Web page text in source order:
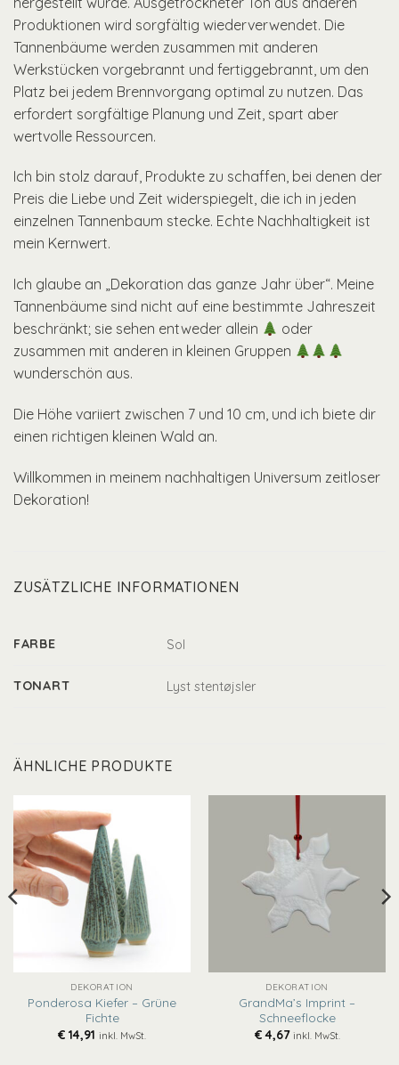
Produktionen wird sorgfältig wiederverwendet. Die
Tannenbäume werden zusammen mit anderen
Werkstücken vorgebrannt und fertiggebrannt, um den
Platz bei jedem Brennvorgang optimal zu nutzen. Das
erfordert sorgfältige Planung und Zeit, spart aber
wertvolle Ressourcen.
Ich bin stolz darauf, Produkte zu schaffen, bei denen der
Preis die Liebe und Zeit widerspiegelt, die ich in jeden
einzelnen Tannenbaum stecke. Echte Nachhaltigkeit ist
mein Kernwert.
Ich glaube an „Dekoration das ganze Jahr über“. Meine
Tannenbäume sind nicht auf eine bestimmte Jahreszeit
beschränkt; sie sehen entweder allein
oder
zusammen mit anderen in kleinen Gruppen
wunderschön aus.
Die Höhe variiert zwischen 7 und 10 cm, und ich biete dir
einen richtigen kleinen Wald an.
Willkommen in meinem nachhaltigen Universum zeitloser
Dekoration!
ZUSÄTZLICHE INFORMATIONEN
FARBE Sol
TONART Lyst stentøjsler
ÄHNLICHE PRODUKTE
DEKORATION
Ponderosa Kiefer – Grüne
Fichte
€ 14,91 inkl. MwSt.
DEKORATION
GrandMa’s Imprint –
Schneeflocke
€4,67 inkl. MwSt.